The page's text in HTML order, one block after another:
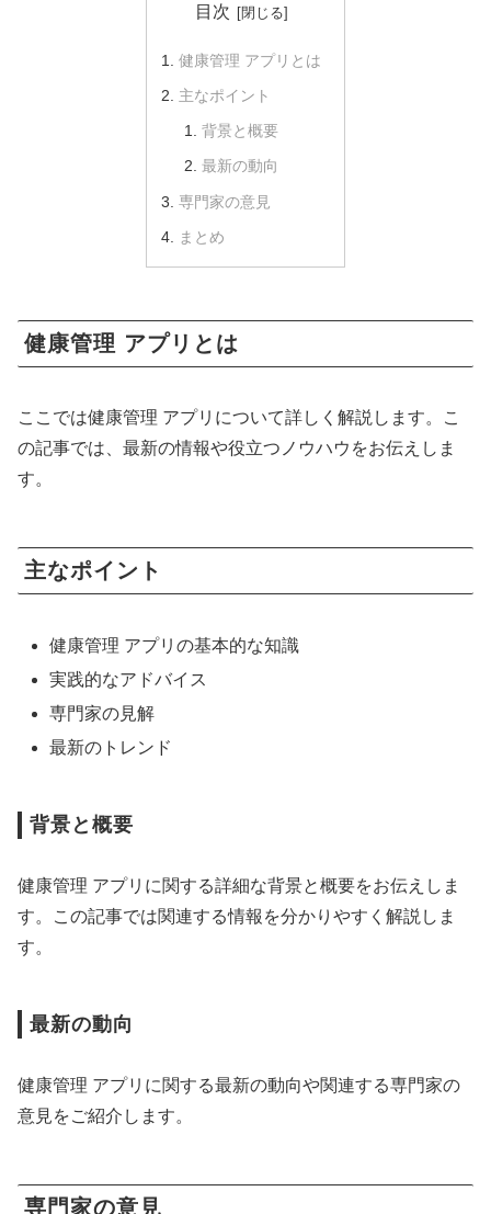
目次
健康管理 アプリとは
主なポイント
背景と概要
最新の動向
専門家の意見
まとめ
健康管理 アプリとは
ここでは健康管理 アプリについて詳しく解説します。こ
の記事では、最新の情報や役立つノウハウをお伝えしま
す。
主なポイント
健康管理 アプリの基本的な知識
実践的なアドバイス
専門家の見解
最新のトレンド
背景と概要
健康管理 アプリに関する詳細な背景と概要をお伝えしま
す。この記事では関連する情報を分かりやすく解説しま
す。
最新の動向
健康管理 アプリに関する最新の動向や関連する専門家の
意見をご紹介します。
専門家の意見